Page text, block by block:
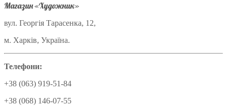
Магазин «Художник»
вул. Георгія Тарасенка, 12,
м. Харків, Україна.
Телефони:
+38 (063) 919-51-84
+38 (068) 146-07-55